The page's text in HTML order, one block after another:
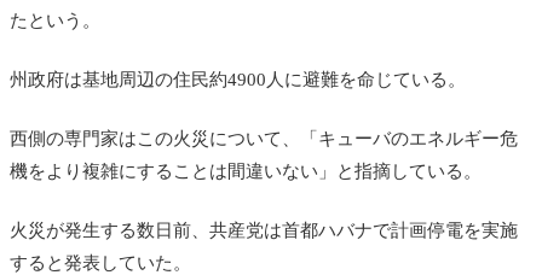
たという。
州政府は基地周辺の住民約4900人に避難を命じている。
西側の専門家はこの火災について、「キューバのエネルギー危
機をより複雑にすることは間違いない」と指摘している。
火災が発生する数日前、共産党は首都ハバナで計画停電を実施
すると発表していた。